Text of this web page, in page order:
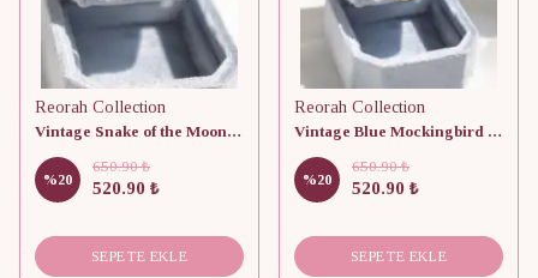
Reorah Collection
Vintage Snake of the Moon Yüzük
%20
650.90 ₺
520.90 ₺
SEPETE EKLE
Reorah Collection
Vintage Blue Mockingbird Yüzük
%20
650.90 ₺
520.90 ₺
SEPETE EKLE